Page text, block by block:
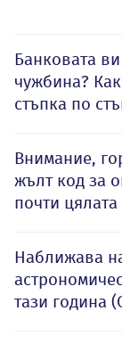
Банковата
чужбина?
стъпка по
Внимание,
жълт код за
почти цялата
Наближава
тази година